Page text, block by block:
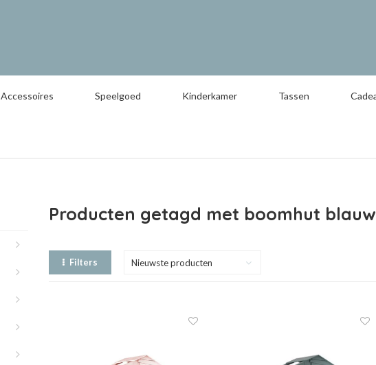
Accessoires Speelgoed Kinderkamer Tassen
Producten getagd met boomhut blauw
Filters Nieuwste producten